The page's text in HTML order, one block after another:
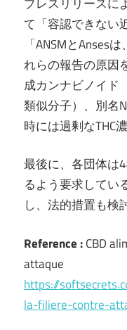
て「容認できない
「ANSMとAnses
れらの報告の原因
成カンナビノイド
類似分子）、別名
時には過剰なTHC
最後に、各団体は
るよう要求してい
し、法的措置も検
Reference :CBD
attaque
https://
la-filiere-contre-